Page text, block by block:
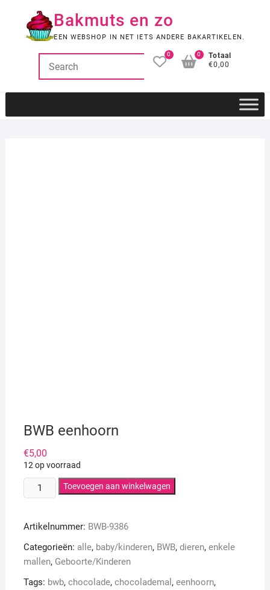
Bakmuts en zo
EEN WEBSHOP IN NET IETS ANDERE BAKARTIKELEN.
0
Totaal
€0,00
0
BWB eenhoorn
€5,00
12 op voorraad
BWB
eenhoorn
Toevoegen aan winkelwagen
Artikelnummer: BWB-9386
Categorieën: alle, baby/kinderen, BWB, dieren, enkele
mallen, Geboorte/Kinderen
Tags: bwb, chocolade, chocolademal , eenhoorn,